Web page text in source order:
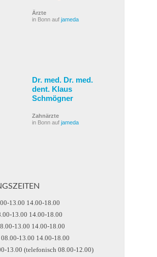
Ärzte
in Bonn auf jameda
Dr. med. Dr. med.
dent. Klaus
Schmögner
Zahnärzte
in Bonn auf jameda
13.00 14.00-18.00
13.00 14.00-18.00
13.00 14.00-18.00
13.00 14.00-18.00
13.00 (telefonisch 08.00-12.00)